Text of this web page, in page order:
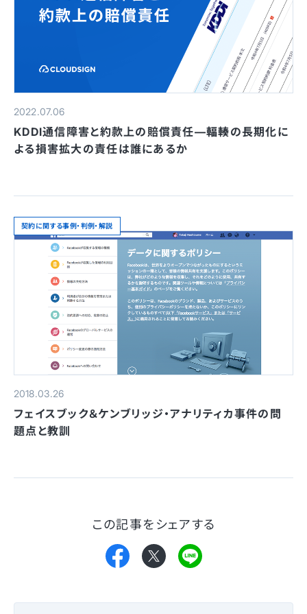
2022.07.06
KDDI通信障害と約款上の賠償責任—輻輳の長期化に
よる損害拡大の責任は誰にあるか
契約に関する事例・判例・解説
2018.03.26
フェイスブック＆ケンブリッジ・アナリティカ事件の問
題点と教訓
この記事をシェアする